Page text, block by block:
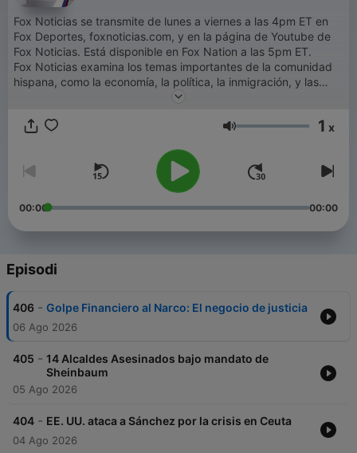
Fox Noticias se transmite de lunes a viernes a las 4pm ET en
Fox Deportes, foxnoticias.com, y en la página de Youtube de
Fox Noticias. Está disponible en Fox Nation a las 5pm ET.
Fox Noticias examina los temas importantes de la comunidad
hispana, como la economía, la política, la inmigración, y las
Volume 1 x
00:00 00:00
Episodi
406 - Golpe Financiero al Narco: El negocio de justicia
06 Ago 2026
405 - 14 Alcaldes Asesinados bajo mandato de
Sheinbaum
05 Ago 2026
404 - EE. UU. ataca a Sánchez por la crisis en Ceuta
04 Ago 2026